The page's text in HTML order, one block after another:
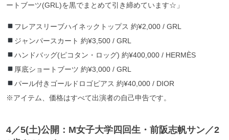
ートブーツ(GRL)を黒でまとめて引き締めています☆」
フレアスリーブハイネックトップス 約¥2,000 / GRL
ジャンパースカート 約¥3,500 / GRL
ハンドバッグ(ピコタン・ロッグ) 約¥400,000 / HERMÈS
厚底ショートブーツ 約¥3,000 / GRL
パール付きゴールドロゴピアス 約¥40,000 / DIOR
※アイテム、価格はすべて出演者の自己申告です。
4／5(土)公開：M女子大学四回生・前阪志帆サン ／2